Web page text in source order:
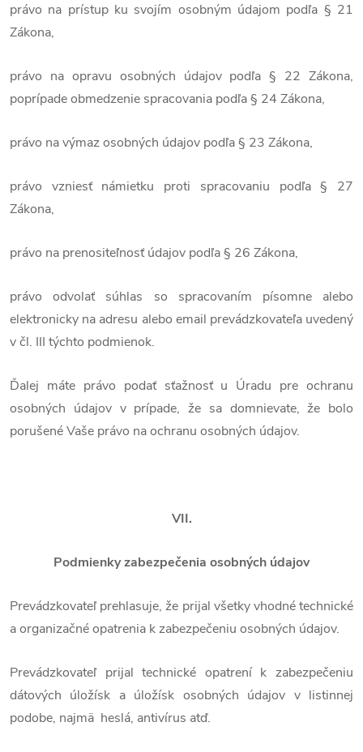
právo na prístup ku svojím osobným údajom podľa § 21
Zákona,
právo na opravu osobných údajov podľa § 22 Zákona,
poprípade obmedzenie spracovania podľa § 24 Zákona,
právo na výmaz osobných údajov podľa § 23 Zákona,
právo vzniesť námietku proti spracovaniu podľa § 27
Zákona,
právo na prenositeľnosť údajov podľa § 26 Zákona,
právo odvolať súhlas so spracovaním písomne alebo
elektronicky na adresu alebo email prevádzkovateľa uvedený
v čl. III týchto podmienok.
Ďalej máte právo podať sťažnosť u Úradu pre ochranu
osobných údajov v prípade, že sa domnievate, že bolo
porušené Vaše právo na ochranu osobných údajov.
VII.
Podmienky zabezpečenia osobných údajov
Prevádzkovateľ prehlasuje, že prijal všetky vhodné technické
a organizačné opatrenia k zabezpečeniu osobných údajov.
Prevádzkovateľ prijal technické opatrení k zabezpečeniu
dátových úložísk a úložísk osobných údajov v listinnej
podobe, najmä heslá, antivírus atď.